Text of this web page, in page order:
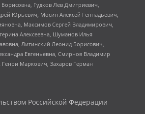
Гудков Лев Дмитриевич,
Юрьевич, Мосин Алексей Геннадьевич,
Максимов Сергей Владимирович,
Алексеевна, Шуманов Илья
Литинский Леонид Борисович,
Евгеньевна, Смирнов Владимир
Маркович, Захаров Герман
Российской Федерации